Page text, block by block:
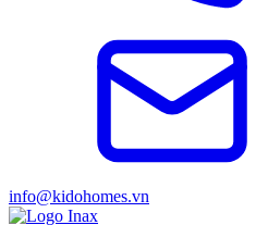
info@kidohomes.vn